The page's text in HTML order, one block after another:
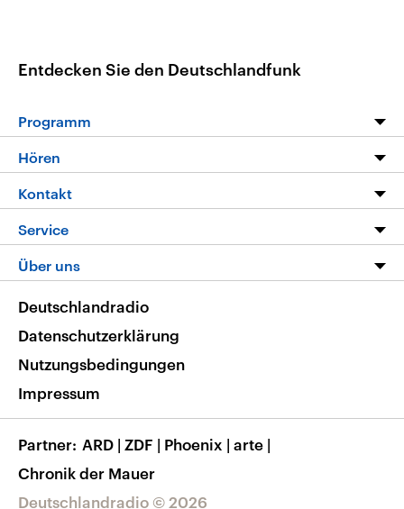
Entdecken Sie den Deutschlandfunk
Programm
Programm
Die Nachrichten
Nachrichtenleicht
Neue Beiträge auf dlf.de
Hören
Livestream
Podcasts
Deutschlandfunk App
Nachrichten App
Frequenzen
Kontakt
Hörerservice
Service
FAQ
Veranstaltungen
Musikliste
RSS
Über uns
Barrierefreiheit
Deutschlandradio © 2026
Deutschlandradio
Datenschutzerklärung
Nutzungsbedingungen
Impressum
Partner ARD | ZDF | Phoenix | arte |
Chronik der Mauer